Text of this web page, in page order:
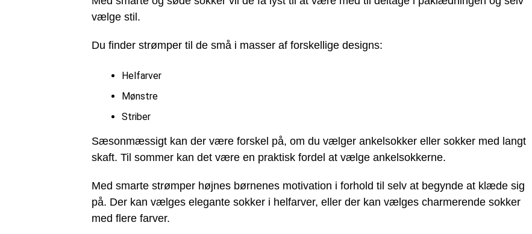
vælge stil.
Du finder strømper til de små i masser af forskellige designs:
Helfarver
Mønstre
Striber
Sæsonmæssigt kan der være forskel på, om du vælger ankelsokker eller sokker med langt
skaft. Til sommer kan det være en praktisk fordel at vælge ankelsokkerne.
Med smarte strømper højnes børnenes motivation i forhold til selv at begynde at klæde sig
på. Der kan vælges elegante sokker i helfarver, eller der kan vælges charmerende sokker
med flere farver.